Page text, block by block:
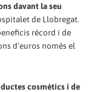
davant la seu
de Llobregat.
rècord i de
d’euros només el
cosmètics i de